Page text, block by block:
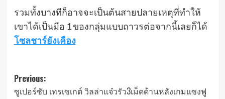
รวมทั้งบางทีก็อาจจะเป็นต้นสายปลายเหตุที่ทำให้
เขาได้เป็นมือ 1 ของกลุ่มแบบถาวรต่อจากนี้เลยก็ได้
โซลชาร์ยังเคือง
Post
Previous:
ซูเปอร์ซับ เทรเซเกต์ วิลล่าแจ๋วรัว3เม็ดด้านหลังเกมแซงฟู